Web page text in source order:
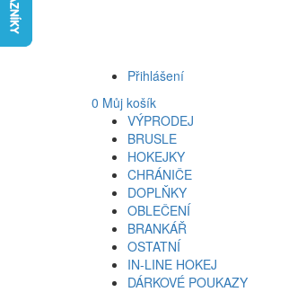
Přihlášení
0 Můj košík
VÝPRODEJ
BRUSLE
HOKEJKY
CHRÁNIČE
DOPLŇKY
OBLEČENÍ
BRANKÁŘ
OSTATNÍ
IN-LINE HOKEJ
DÁRKOVÉ POUKAZY